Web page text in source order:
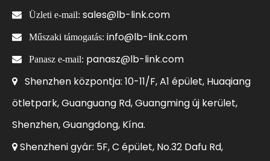
 Üzleti e-mail: sales@lb-link.com
 Műszaki támogatás: info@lb-link.com
 Panasz e-mail: panasz@lb-link.com
 Shenzhen központja: 10-11/F, A1 épület, Huaqiang
ötletpark, Guanguang Rd, Guangming új kerület,
Shenzhen, Guangdong, Kína.
 Shenzheni gyár: 5F, C épület, No.32 Dafu Rd,